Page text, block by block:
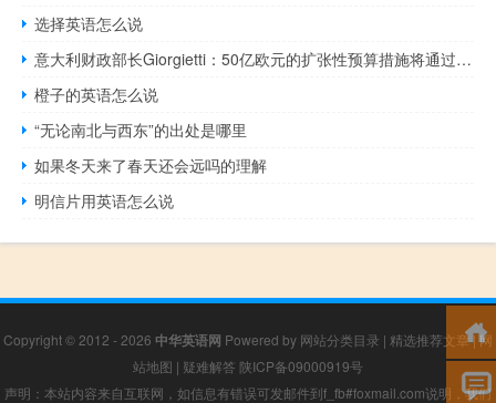
选择英语怎么说
意大利财政部长Giorgietti：50亿欧元的扩张性预算措施将通过削减开支来筹集资金
橙子的英语怎么说
“无论南北与西东”的出处是哪里
如果冬天来了春天还会远吗的理解
明信片用英语怎么说
Copyright © 2012 - 2026 中华英语网 Powered by 网站分类目录 | 精选推荐文章|网
站地图 | 疑难解答 陕ICP备09000919号
声明：本站内容来自互联网，如信息有错误可发邮件到f_fb#foxmail.com说明，我们